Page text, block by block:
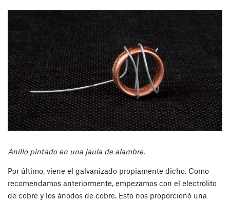
Anillo pintado en una jaula de alambre.
Por último, viene el galvanizado propiamente dicho. Como
recomendamos anteriormente, empezamos con el electrolito
de cobre y los ánodos de cobre. Esto nos proporcionó una